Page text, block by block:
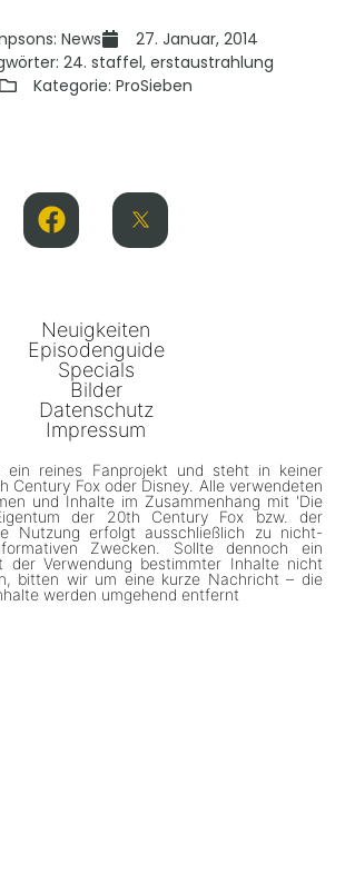
News
27. Januar, 2014
24. staffel, erstaustrahlung
Kategorie: ProSieben
Neuigkeiten
Episodenguide
Specials
Bilder
Datenschutz
Impressum
ein reines Fanprojekt und steht in keiner
Century Fox oder Disney. Alle verwendeten
und Inhalte im Zusammenhang mit 'Die
der 20th Century Fox bzw. der
Nutzung erfolgt ausschließlich zu nicht-
Zwecken. Sollte dennoch ein
der Verwendung bestimmter Inhalte nicht
bitten wir um eine kurze Nachricht – die
werden umgehend entfernt